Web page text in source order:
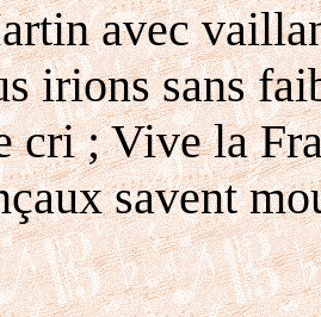
avec
irions sans
cri ; Vive la
savent